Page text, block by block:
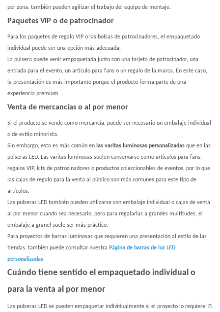
por zona, también pueden agilizar el trabajo del equipo de montaje.
Paquetes VIP o de patrocinador
Para los paquetes de regalo VIP o las bolsas de patrocinadores, el empaquetado
individual puede ser una opción más adecuada.
La pulsera puede venir empaquetada junto con una tarjeta de patrocinador, una
entrada para el evento, un artículo para fans o un regalo de la marca. En este caso,
la presentación es más importante porque el producto forma parte de una
experiencia premium.
Venta de mercancías o al por menor
Si el producto se vende como mercancía, puede ser necesario un embalaje individual
o de estilo minorista.
Sin embargo, esto es más común en las varitas luminosas personalizadas que en las
pulseras LED. Las varitas luminosas suelen conservarse como artículos para fans,
regalos VIP, kits de patrocinadores o productos coleccionables de eventos, por lo que
las cajas de regalo para la venta al público son más comunes para este tipo de
artículos.
Las pulseras LED también pueden utilizarse con embalaje individual o cajas de venta
al por menor cuando sea necesario, pero para regalarlas a grandes multitudes, el
embalaje a granel suele ser más práctico.
Para proyectos de barras luminosas que requieren una presentación al estilo de las
tiendas, también puede consultar nuestra Página de barras de luz LED
personalizadas
Cuándo tiene sentido el empaquetado individual o
para la venta al por menor
Las pulseras LED se pueden empaquetar individualmente si el proyecto lo requiere. El